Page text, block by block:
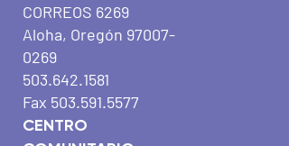
CORREOS 6269
Aloha, Oregón 97007-
0269
503.642.1581
Fax 503.591.5577
CENTRO